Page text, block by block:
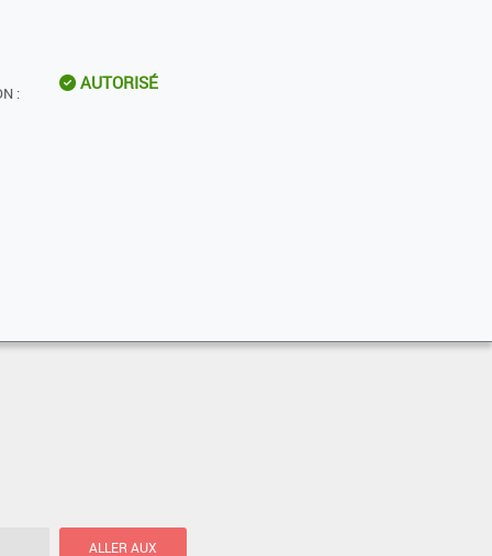
:
AUTORISÉ
ALLER AUX